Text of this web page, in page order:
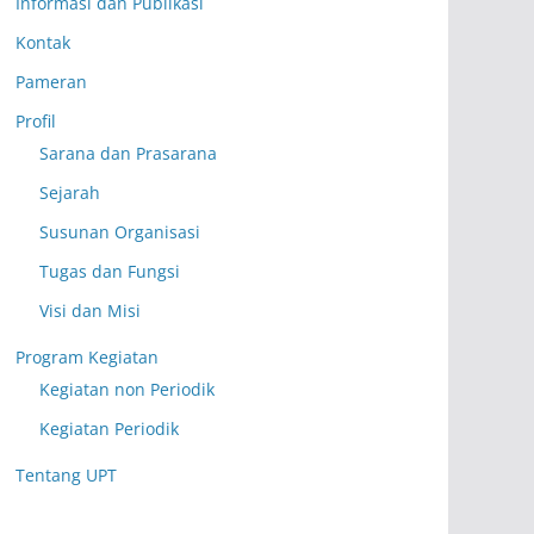
Kontak
Pameran
Profil
Sarana dan Prasarana
Sejarah
Susunan Organisasi
Tugas dan Fungsi
Visi dan Misi
Program Kegiatan
Kegiatan non Periodik
Kegiatan Periodik
Tentang UPT